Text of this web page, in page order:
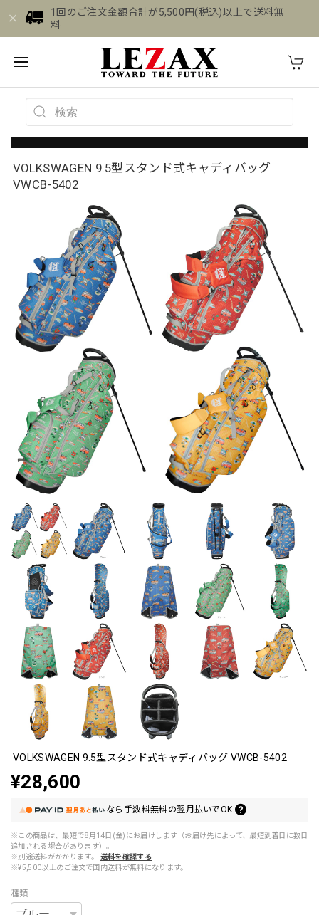
1回のご注文金額合計が5,500円(税込)以上で送料無
料
VOLKSWAGEN 9.5型スタンド式キャディバッグ
VWCB-5402
VOLKSWAGEN 9.5型スタンド式キャディバッグ VWCB-5402
¥28,600
なら 手数料無料の翌月払いでOK
※この商品は、最短で8月14日(金)にお届けします（お届け先によって、最短到着日に数日
追加される場合があります）。
※別途送料がかかります。
送料を確認する
※¥5,500以上のご注文で国内送料が無料になります。
種類